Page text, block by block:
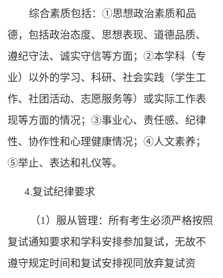
综合素质包括： ①思想政治素质和品
德，包括政治态度、思想表现、道德品质、
遵纪守法、诚实守信等方面；②本学科（专
业）以外的学习、科研、社会实践（学生工
作、社团活动、志愿服务等）或实际工作表
现等方面的情况；③事业心、责任感、纪律
性、协作性和心理健康情况；④人文素养；
⑤举止、表达和礼仪等。
4.复试纪律要求
（1）服从管理：所有考生必须严格按照
复试通知要求和学科安排参加复试，无故不
遵守规定时间和复试安排视同放弃复试资